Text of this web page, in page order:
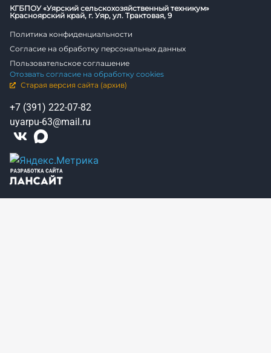
КГБПОУ «Уярский сельскохозяйственный техникум»
Красноярский край, г. Уяр, ул. Трактовая, 9
Политика конфиденциальности
Согласие на обработку персональных данных
Пользовательское соглашение
Отозвать согласие на обработку cookies
Старая версия сайта (архив)
+7 (391) 222-07-82
uyarpu-63@mail.ru